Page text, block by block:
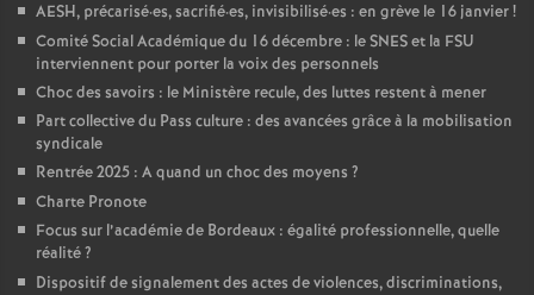
AESH, précarisé·es, sacrifié·es, invisibilisé·es : en grève le 16 janvier!
Comité Social Académique du 16 décembre : le SNES et la FSU
interviennent pour porter la voix des personnels
Choc des savoirs : le Ministère recule, des luttes restent à mener
Part collective du Pass culture : des avancées grâce à la mobilisation
syndicale
Rentrée 2025 : A quand un choc des moyens ?
Charte Pronote
Focus sur l’académie de Bordeaux : égalité professionnelle, quelle
réalité?
Dispositif de signalement des actes de violences, discriminations,